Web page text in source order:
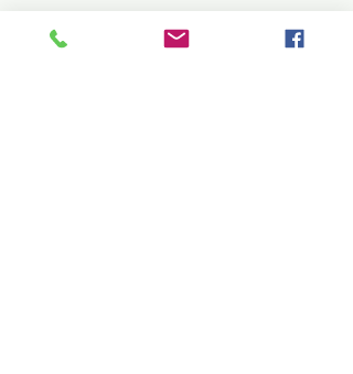
Serviço